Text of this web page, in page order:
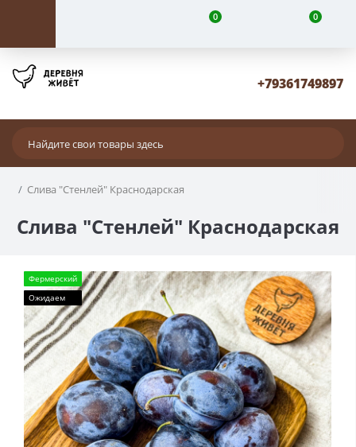
0 0
+79361749897
Слива "Стенлей" Краснодарская
Слива "Стенлей" Краснодарская
Фермерский
Ожидаем